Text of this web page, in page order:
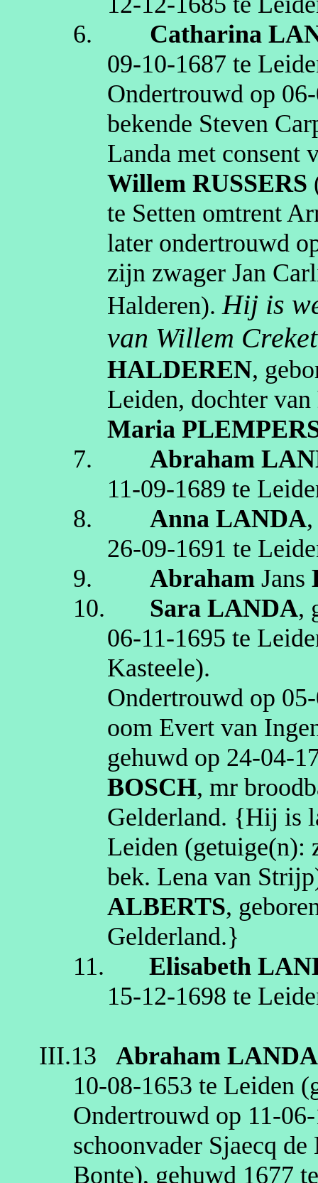
6.
Catharina
09‑10‑1687 te
Ondertrouwd op
bekende Steven
Landa met consent
Willem RUSSERS
te Setten omtrent
later ondertrouwd
zijn zwager Jan
Halderen).Hij is
van Willem Creket
HALDEREN,
Leiden, dochter van
Maria
7.
Abraham
11‑09‑1689 te
8.
Anna LANDA
26‑09‑1691 te
9.
Abraham Jans
10.
Sara LANDA,
06‑11‑1695 te
Kasteele).
Ondertrouwd op
oom Evert van
gehuwd op
BOSCH,mr
Gelderland. {Hij is
Leiden (getuige(n):
bek. Lena van Strijp
ALBERTS,
Gelderland.}
11.
Elisabeth
15‑12‑1698 te
III.13 Abraham LANDA
10‑08‑1653 te Leiden
Ondertrouwd op
schoonvader Sjaecq de
Bonte), gehuwd 1677